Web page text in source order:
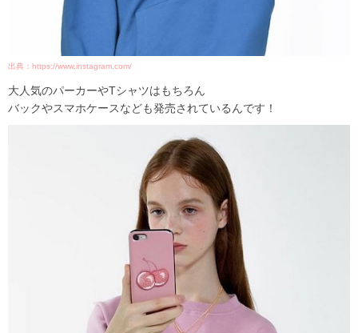
出典：https://www.instagram.com/
大人気のパーカーやTシャツはもちろん
バックやスマホケースなども発売されているんです！